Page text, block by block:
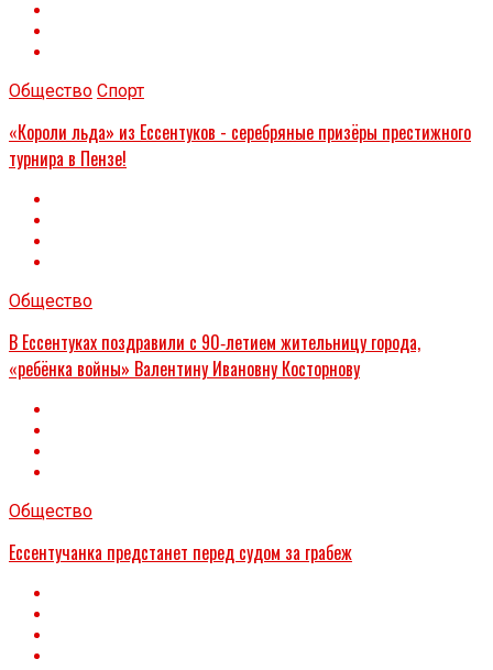
Общество Спорт
«Короли льда» из Ессентуков - серебряные призёры престижного
турнира в Пензе!
Общество
В Ессентуках поздравили с 90‑летием жительницу города,
«ребёнка войны» Валентину Ивановну Косторнову
Общество
Ессентучанка предстанет перед судом за грабеж